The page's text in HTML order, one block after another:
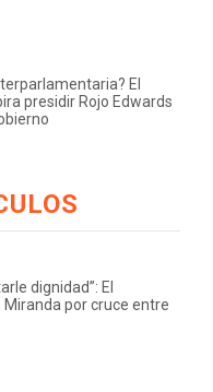
El
presidir Rojo Edwards
dignidad”: El
por cruce entre